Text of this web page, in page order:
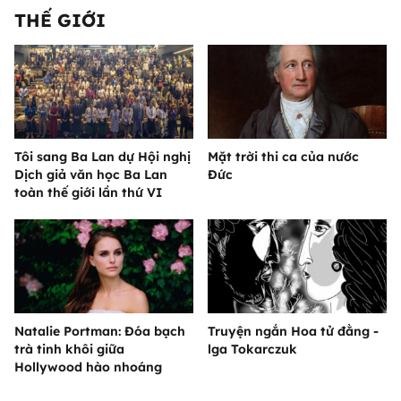
THẾ GIỚI
Tôi sang Ba Lan dự Hội nghị
Dịch giả văn học Ba Lan
toàn thế giới lần thứ VI
Mặt trời thi ca của nước
Đức
Natalie Portman: Đóa bạch
trà tinh khôi giữa
Hollywood hào nhoáng
Truyện ngắn Hoa tử đằng -
lga Tokarczuk